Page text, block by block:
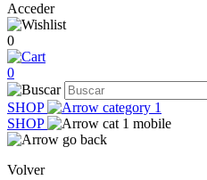
Acceder
0
0
SHOP
SHOP
Volver